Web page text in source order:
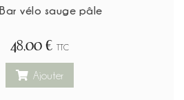
Bar vélo sauge pâle
48,00 € TTC
Ajouter